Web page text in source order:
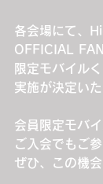
各会場にて、
OFFICIAL
限定モバイル
実施が決定い
会員限定モバ
ご入会でもご
ぜひ、この機